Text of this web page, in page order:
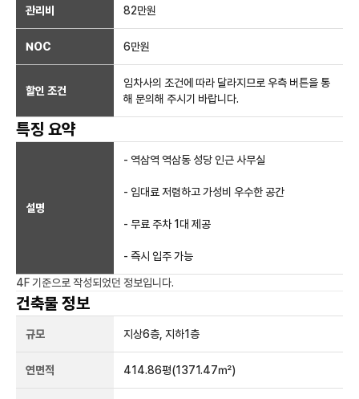
관리비 82만원
NOC 6만원
할인 조건
임차사의 조건에 따라 달라지므로 우측 버튼을 통
해 문의해 주시기 바랍니다.
특징 요약
설명
- 역삼역 역삼동 성당 인근 사무실
- 임대료 저렴하고 가성비 우수한 공간
- 무료 주차 1대 제공
- 즉시 입주 가능
4F 기준으로 작성되었던 정보입니다.
건축물 정보
규모 지상6층, 지하1층
연면적 414.86평(1371.47㎡)